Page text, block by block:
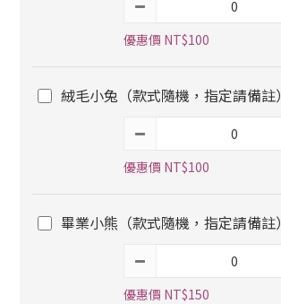
優惠價 NT$100
絨毛小兔（款式隨機，指定請備註）
優惠價 NT$100
畢業小熊（款式隨機，指定請備註）
優惠價 NT$150